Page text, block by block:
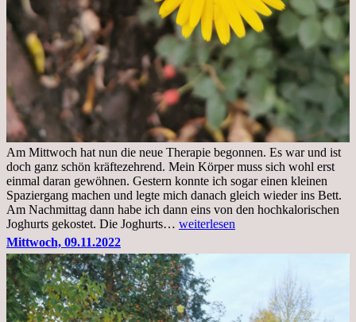
Am Mittwoch hat nun die neue Therapie begonnen. Es war und ist
doch ganz schön kräftezehrend. Mein Körper muss sich wohl erst
einmal daran gewöhnen. Gestern konnte ich sogar einen kleinen
Spaziergang machen und legte mich danach gleich wieder ins Bett.
Am Nachmittag dann habe ich dann eins von den hochkalorischen
Joghurts gekostet. Die Joghurts… Freitag,
Therapie
Beginn
gut
überstanden
weiterlesen
Mittwoch, 09.11.2022